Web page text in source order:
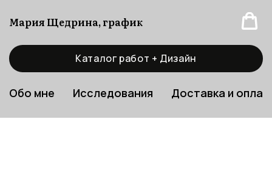
Мария Щедрина, график
Каталог работ + Дизайн
Обо мне Исследования Доставка и